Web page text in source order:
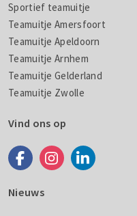
Sportief teamuitje
Teamuitje Amersfoort
Teamuitje Apeldoorn
Teamuitje Arnhem
Teamuitje Gelderland
Teamuitje Zwolle
Vind ons op
Nieuws